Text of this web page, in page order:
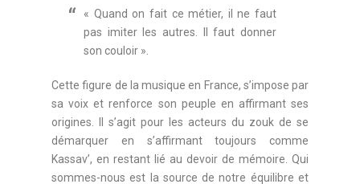
« Quand on fait ce métier, il ne faut
pas imiter les autres. Il faut donner
son couloir ».
Cette figure de la musique en France, s’impose par
sa voix et renforce son peuple en affirmant ses
origines. Il s’agit pour les acteurs du zouk de se
démarquer en s’affirmant toujours comme
Kassav’, en restant lié au devoir de mémoire. Qui
sommes-nous est la source de notre équilibre et